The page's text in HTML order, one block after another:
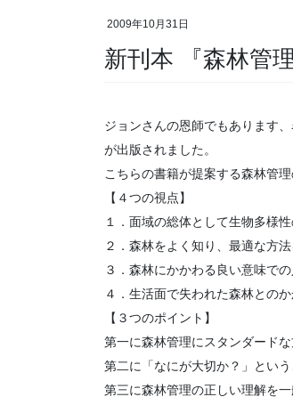
2009年10月31日
新刊本 『森林管
ジョンさんの恩師でもあります
が出版されました。
こちらの書籍が提案する森林管
【４つの視点】
１．面域の総体として生物多様
２．森林をよく知り、最適な方
３．森林にかかわる良い意味で
４．生活面で失われた森林との
【３つのポイント】
第一に森林管理にスタンダード
第二に「なにが大切か？」とい
第三に森林管理の正しい理解を